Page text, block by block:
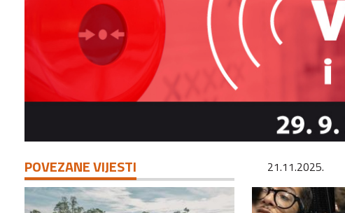
POVEZANE VIJESTI 21.11.2025.